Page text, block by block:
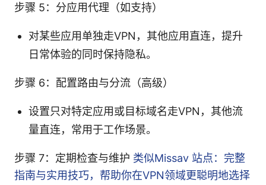
步骤 5：分应用代理（如支持）
对某些应用单独走VPN，其他应用直连，提升
日常体验的同时保持隐私。
步骤 6：配置路由与分流（高级）
设置只对特定应用或目标域名走VPN，其他流
量直连，常用于工作场景。
步骤 7：定期检查与维护 类似Missav 站点：完整
指南与实用技巧，帮助你在VPN领域更聪明地选择